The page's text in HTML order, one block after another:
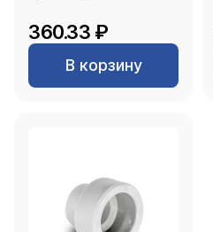
360.33 ₽
В корзину